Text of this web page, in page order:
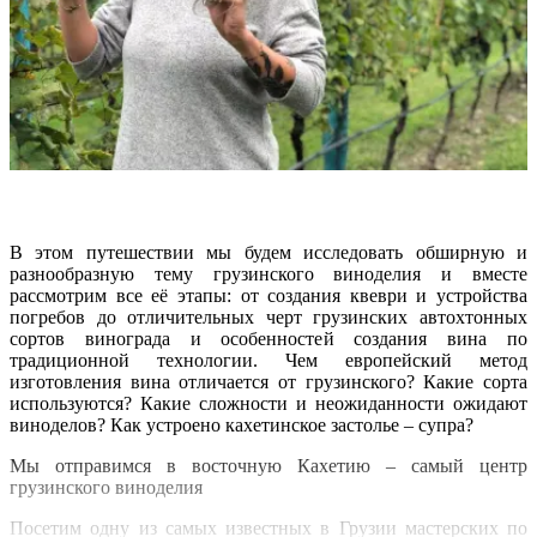
В этом путешествии мы будем исследовать обширную и
разнообразную тему грузинского виноделия и вместе
рассмотрим все её этапы: от создания квеври и устройства
погребов до отличительных черт грузинских автохтонных
сортов винограда и особенностей создания вина по
традиционной технологии. Чем европейский метод
изготовления вина отличается от грузинского? Какие сорта
используются? Какие сложности и неожиданности ожидают
виноделов? Как устроено кахетинское застолье – супра?
Мы отправимся в восточную Кахетию – самый центр
грузинского виноделия
Посетим одну из самых известных в Грузии мастерских по